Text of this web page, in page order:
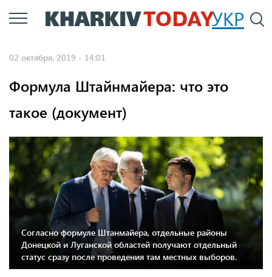
Перейти
к
УКР
02 октября, 2019 - 14:01
Формула Штайнмайера: что это
такое (документ)
Соглаcно формуле Штанмайера, отдельные районы
Донецкой и Луганской областей получают отдельный
статус сразу после проведения там местных выборов.